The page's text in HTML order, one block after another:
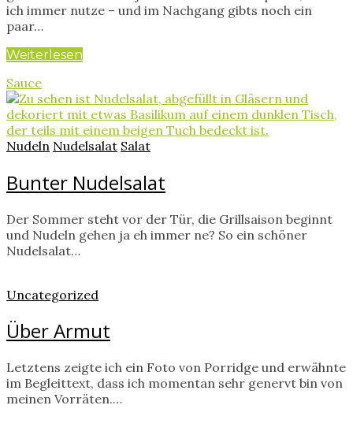
ich immer nutze – und im Nachgang gibts noch ein
paar…
Weiterlesen
Sauce
Nudeln Nudelsalat Salat
Bunter Nudelsalat
Der Sommer steht vor der Tür, die Grillsaison beginnt
und Nudeln gehen ja eh immer ne? So ein schöner
Nudelsalat…
Uncategorized
Über Armut
Letztens zeigte ich ein Foto von Porridge und erwähnte
im Begleittext, dass ich momentan sehr genervt bin von
meinen Vorräten.…